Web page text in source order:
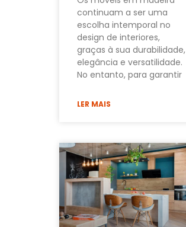
continuam a ser uma
escolha intemporal no
design de interiores,
graças à sua durabilidade,
elegância e versatilidade.
No entanto, para garantir
LER MAIS